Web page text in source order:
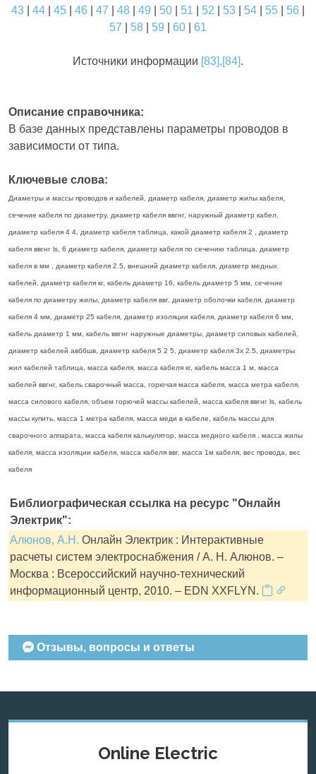
43 44 45 46 47 48 49 50 51 52 53 54 55 56
57
58 59 60 61
Источники информации [83],[84].
Описание справочника:
В базе данных представлены параметры проводов в
зависимости от типа.
Ключевые слова:
Диаметры и массы проводов и кабелей, диаметр кабеля, диаметр жилы кабеля,
сечение кабеля по диаметру, диаметр кабеля ввгнг, наружный диаметр кабел,
диаметр кабеля 4 4, диаметр кабеля таблица, какой диаметр кабеля 2 , диаметр
кабеля ввгнг ls, 6 диаметр кабеля, диаметр кабеля по сечению таблица, диаметр
кабеля в мм , диаметр кабеля 2.5, внешний диаметр кабеля, диаметр медных
кабелей, диаметр кабеля кг, кабель диаметр 16, кабель диаметр 5 мм, сечение
кабеля по диаметру жилы, диаметр кабеля ввг, диаметр оболочки кабеля, диаметр
кабеля 4 мм, диаметр 25 кабеля, диаметр изоляции кабеля, диаметр кабеля 6 мм,
кабель диаметр 1 мм, кабель ввгнг наружные диаметры, диаметр силовых кабелей,
диаметр кабелей авббшв, диаметр кабеля 5 2 5, диаметр кабеля 3х 2.5, диаметры
жил кабелей таблица, масса кабеля, масса кабеля кг, кабель масса 1 м, масса
кабелей ввгнг, кабель сварочный масса, горючая масса кабеля, масса метра кабеля,
масса силового кабеля, объем горючей массы кабелей, масса кабеля ввгнг ls, кабель
массы купить, масса 1 метра кабеля, масса меди в кабеле, кабель массы для
сварочного аппарата, масса кабеля калькулятор, масса медного кабеля , масса жилы
кабеля, масса изоляции кабеля, масса кабеля ввг, масса 1м кабеля, вес провода, вес
кабеля
Библиографическая ссылка на ресурс "Онлайн
Электрик":
Алюнов, А.Н. Онлайн Электрик : Интерактивные
расчеты систем электроснабжения / А. Н. Алюнов. –
Москва : Всероссийский научно-технический
информационный центр, 2010. – EDN XXFLYN.
Отзывы, вопросы и ответы
Online Electric